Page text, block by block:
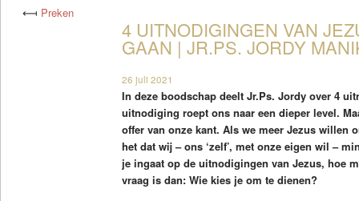
⟻ Preken
4 UITNODIGINGEN VAN
GAAN | JR.PS. JORDY
26 juli 2021
In deze boodschap deelt Jr.Ps. Jordy over 4
uitnodiging roept ons naar een dieper level.
offer van onze kant. Als we meer Jezus willen
het dat wij – ons ‘zelf’, met onze eigen wil –
je ingaat op de uitnodigingen van Jezus, hoe
vraag is dan: Wie kies je om te dienen?